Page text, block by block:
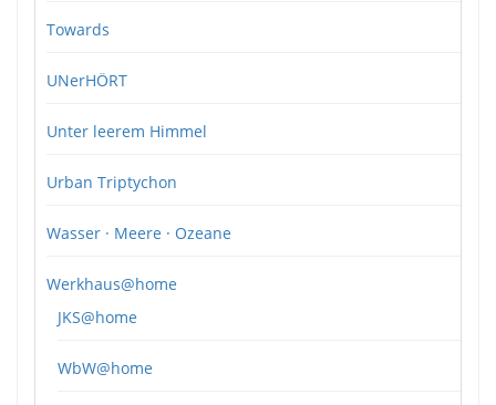
Towards
UNerHÖRT
Unter leerem Himmel
Urban Triptychon
Wasser · Meere · Ozeane
Werkhaus@home
JKS@home
WbW@home